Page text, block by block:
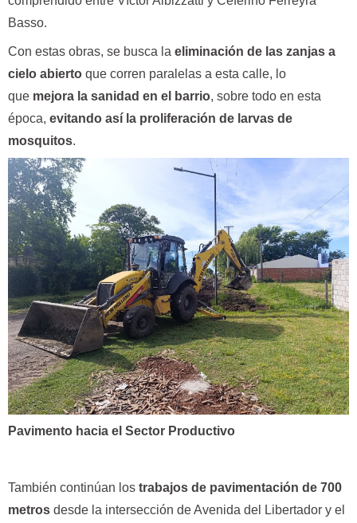
Basso.
Con estas obras, se busca la eliminación de las zanjas a
cielo abierto que corren paralelas a esta calle, lo
que mejora la sanidad en el barrio, sobre todo en esta
época, evitando así la proliferación de larvas de
mosquitos.
Pavimento hacia el Sector Productivo
También continúan los trabajos de pavimentación de 700
metros desde la intersección de Avenida del Libertador y el